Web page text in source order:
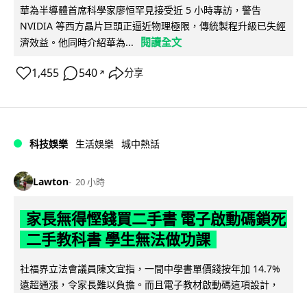
華為半導體首席科學家廖恒罕見接受近 5 小時專訪，警告
NVIDIA 等西方晶片巨頭正逼近物理極限，傳統製程升級已失經
濟效益。他同時介紹華為...
閱讀全文
1,455 540 ↗ 分享
科技娛樂 生活娛樂 城中熱話
Lawton 20 小時
家長無得慳錢買二手書 電子啟動碼鎖死
二手教科書 學生無法做功課
社福界立法會議員陳文宜指，一間中學書單價錢按年加 14.7%
遠超通漲，令家長難以負擔。而且電子教材啟動碼這項設計，